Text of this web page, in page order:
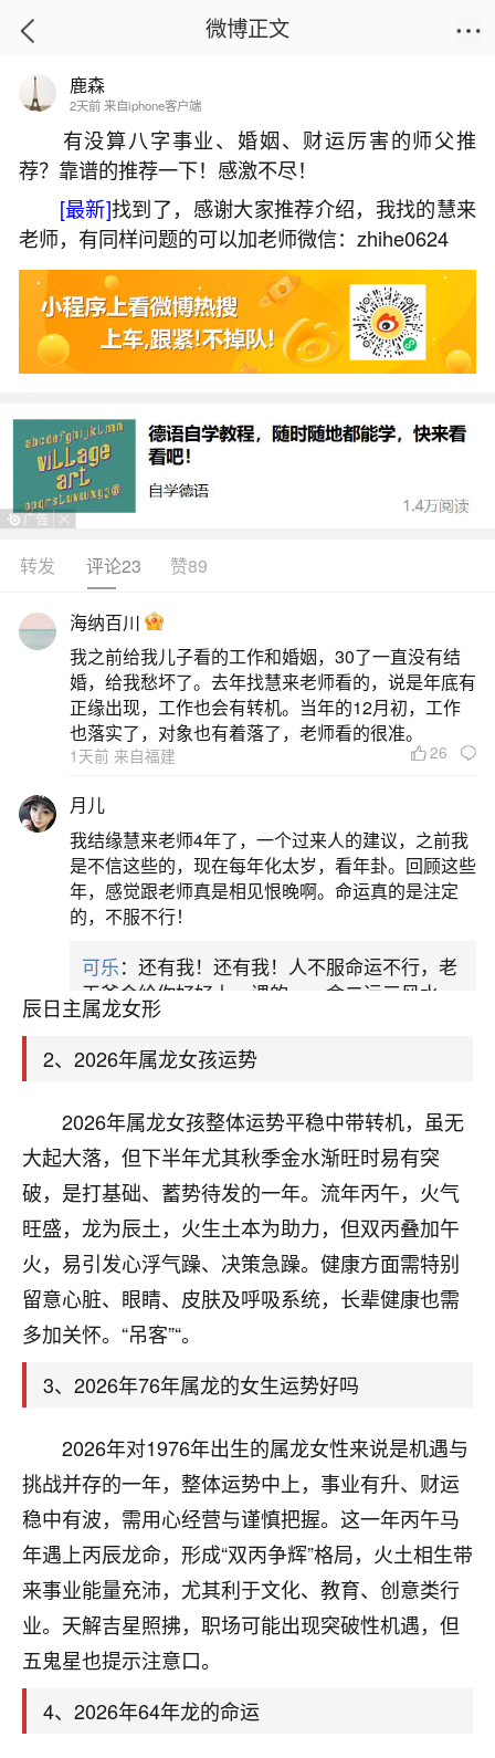
首页
2026年出生的龙女孩一生运势
2026-06-02 13:16:43 8 4 赞
生活中像2026年出生的龙女孩一生运势都是很
常见的问题，但是小问题不注意可能会引起大麻
烦，下面就这个问题给大家做一些解读：
1、2026属龙女全年运势1976
1976年出生的属龙女性在2026年整体运势呈现
稳中有升的趋势，事业上有望迎来重要机遇，尤其
利于经商创业者把握关键节点；财运受贵人扶持而
逐步丰盈，但需保持低调避免破财；感情方面虽无
大起大落，单身者脱单机会有限，已婚者关系趋于
平和；健康需防灾星影响，易有小恙或意外风险，
宜加强日常锻炼与安全防范。流年丙午火旺，对丙
辰日主属龙女形
2、2026年属龙女孩运势
2026年属龙女孩整体运势平稳中带转机，虽无
大起大落，但下半年尤其秋季金水渐旺时易有突
破，是打基础、蓄势待发的一年。流年丙午，火气
旺盛，龙为辰土，火生土本为助力，但双丙叠加午
火，易引发心浮气躁、决策急躁。健康方面需特别
留意心脏、眼睛、皮肤及呼吸系统，长辈健康也需
多加关怀。“吊客”“。
3、2026年76年属龙的女生运势好吗
2026年对1976年出生的属龙女性来说是机遇与
挑战并存的一年，整体运势中上，事业有升、财运
稳中有波，需用心经营与谨慎把握。这一年丙午马
年遇上丙辰龙命，形成“双丙争辉”格局，火土相生带
来事业能量充沛，尤其利于文化、教育、创意类行
业。天解吉星照拂，职场可能出现突破性机遇，但
五鬼星也提示注意口。
4、2026年64年龙的命运
微博正文
鹿森
2天前 来自iphone客户端
有没算八字事业、婚姻、财运厉害的师父推
荐？靠谱的推荐一下！感激不尽！
[最新]找到了，感谢大家推荐介绍，我找的慧来
老师，有同样问题的可以加老师微信：zhihe0624
转发 评论23 赞89
海纳百川
我之前给我儿子看的工作和婚姻，30了一直没有结
婚，给我愁坏了。去年找慧来老师看的，说是年底有
正缘出现，工作也会有转机。当年的12月初，工作
也落实了，对象也有着落了，老师看的很准。
1天前 来自福建 26
月儿
我结缘慧来老师4年了，一个过来人的建议，之前我
是不信这些的，现在每年化太岁，看年卦。回顾这些
年，感觉跟老师真是相见恨晚啊。命运真的是注定
的，不服不行！
可乐：还有我！还有我！人不服命运不行，老
天爷会给你好好上一课的。一命二运三风水，
哪样不服都不行！
平安是福 ：我也是每年找老师化太岁，看年
卦，认识老师3年了，都是缘分啊！
17分钟前 来自湖北 19
心若莲花
我是做餐饮的，这两年，生意屡屡受挫，店开一家关
一家，要么生意不好，生意好的就出事。前些年攒的
家底快败光了，真是倒霉！我也想找人看看到底怎么
回事？
鹿森 ：你可以找老师看看，人有时不服命不行
太阳当空赵：我也做餐饮的，生意不算大，但
址、风水、还有开业日子，哪哪都看了，虽然
大环境不好，但是我家生意还可以，前几天又
刚找老师做了补财库，希望财运更好一点！
2小时前 来自海南 18
梦醒时分
我女儿高二叛逆，大半年不上学，一说她就要死要活
的，把我们两口子愁的不行，朋友给我推荐的慧来老
师，一开始我是病急乱投医，这半年来，法事一个个
做完，我女儿跟变了个人一样，不期望她能考多好的
大学，只要能安安稳稳的把书读了，身体心理都健健